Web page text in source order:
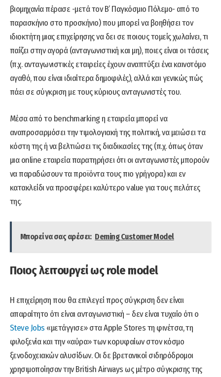
βιομηχανία πέρασε -μετά τον Β’ Παγκόσμιο Πόλεμο- από το
παρασκήνιο στο προσκήνιο) που μπορεί να βοηθήσει τον
ιδιοκτήτη μιας επιχείρησης να δει σε ποιους τομείς χωλαίνει, τι
παίζει στην αγορά (ανταγωνιστική και μη), ποιες είναι οι τάσεις
(π.χ. ανταγωνιστικές εταιρείες έχουν αναπτύξει ένα καινοτόμο
αγαθό, που είναι ιδιαίτερα δημοφιλές), αλλά και γενικώς πώς
πάει σε σύγκριση με τους κύριους ανταγωνιστές του.
Μέσα από το benchmarking η εταιρεία μπορεί να
αναπροσαρμόσει την τιμολογιακή της πολιτική, να μειώσει τα
κόστη της ή να βελτιώσει τις διαδικασίες της (π.χ. όπως όταν
μια online εταιρεία παρατηρήσει ότι οι ανταγωνιστές μπορούν
να παραδώσουν τα προϊόντα τους πιο γρήγορα) και εν
κατακλείδι να προσφέρει καλύτερο value για τους πελάτες
της.
Μπορεί να σας αρέσει: Deming Customer Model
Ποιος λειτουργεί ως role model
H επιχείρηση που θα επιλεγεί προς σύγκριση δεν είναι
απαραίτητο ότι είναι ανταγωνιστική – δεν είναι τυχαίο ότι ο
Steve Jobs «μετάγγισε» στα Apple Stores τη φινέτσα, τη
φιλοξενία και την «αύρα» των κορυφαίων στον κόσμο
ξενοδοχειακών αλυσίδων. Οι δε βρετανικοί σιδηρόδρομοι
χρησιμοποίησαν την British Airways ως μέτρο σύγκρισης της